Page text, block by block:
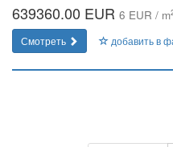
639360.00 EUR 6 EUR / m
Смотреть добавить в